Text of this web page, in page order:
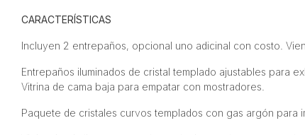
CARACTERÍSTICAS
Incluyen 2 entrepaños, opcional uno adicinal con costo.
Entrepaños iluminados de cristal templado ajustables para
Vitrina de cama baja para empatar con mostradores.
Paquete de cristales curvos templados con gas argón para